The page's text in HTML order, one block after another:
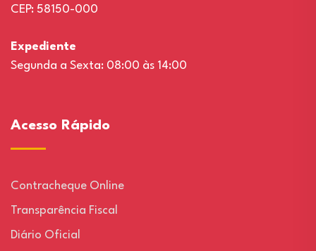
CEP: 58150-000
Expediente
Segunda a Sexta: 08:00 às 14:00
Acesso Rápido
Contracheque Online
Transparência Fiscal
Diário Oficial